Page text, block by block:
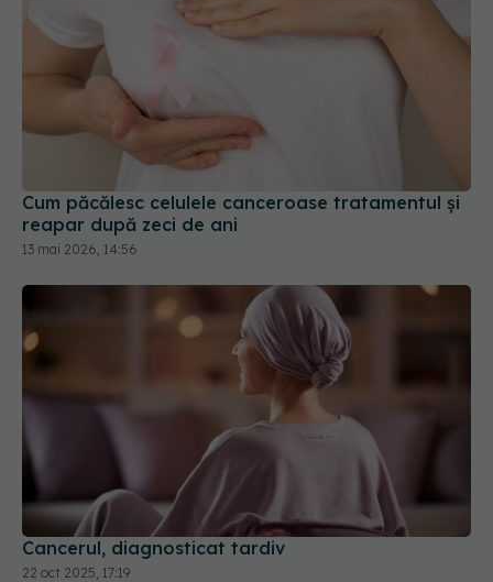
Cum păcălesc celulele canceroase tratamentul și
reapar după zeci de ani
13 mai 2026, 14:56
Cancerul, diagnosticat tardiv
22 oct 2025, 17:19